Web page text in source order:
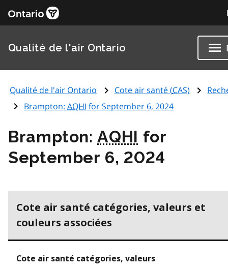
Qualité de l'air Ontario
Qualité de l'air Ontario Cote air santé (CAS)
Brampton:AQHI for September 6, 2024
Brampton:AQHI for
September 6, 2024
Cote air santé catégories, valeurs et
couleurs associées
Cote air santé catégories, valeurs